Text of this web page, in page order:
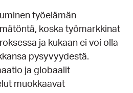
työelämän
koska työmarkkinat
ja kukaan ei voi olla
pysyvyydestä.
ja globaalit
muokkaavat